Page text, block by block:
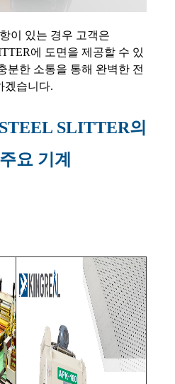
이 있는 경우 고객은
에 도면을 제공할 수 있
분한 소통을 통해 완벽한 전
겠습니다.
SLITTER의
요 기계